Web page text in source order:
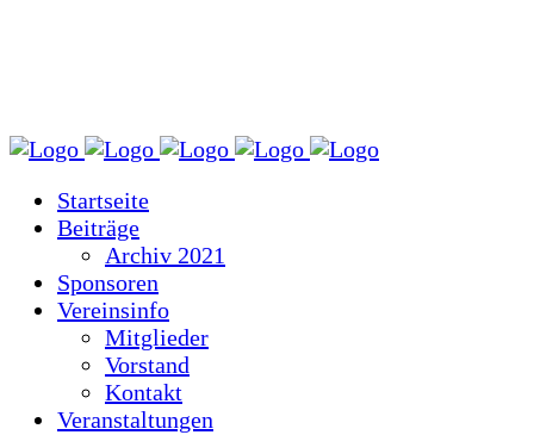
Startseite
Beiträge
Archiv 2021
Sponsoren
Vereinsinfo
Mitglieder
Vorstand
Kontakt
Veranstaltungen